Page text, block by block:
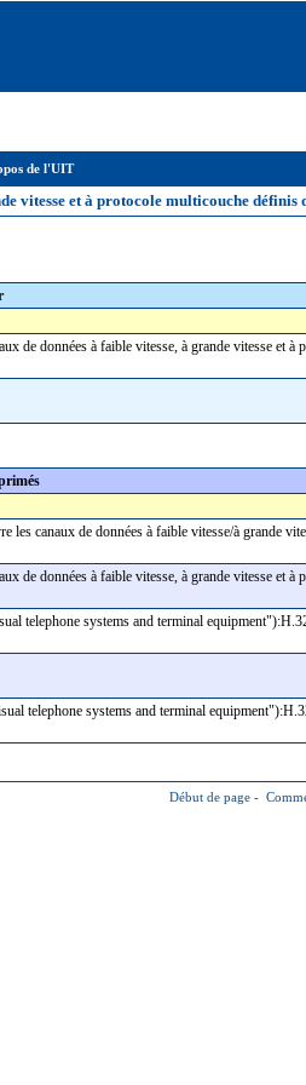
de l'UIT
vitesse et à protocole multicouche définis
de données à faible vitesse, à grande vitesse et
les canaux de données à faible vitesse/à grande
de données à faible vitesse, à grande vitesse et
telephone systems and terminal
telephone systems and terminal
Début de page -